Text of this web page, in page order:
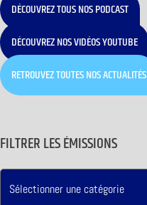
DÉCOUVREZ TOUS NOS PODCAST
DÉCOUVREZ NOS VIDÉOS YOUTUBE
RETROUVEZ TOUTES NOS ACTUALITÉS
FILTRER LES ÉMISSIONS